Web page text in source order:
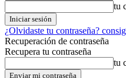
tu
¿Olvidaste tu contraseña?
Recuperación de contraseña
Recupera tu contraseña
tu